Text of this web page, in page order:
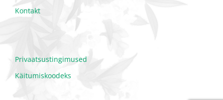
Kontakt
Privaatsustingimused
Käitumiskoodeks